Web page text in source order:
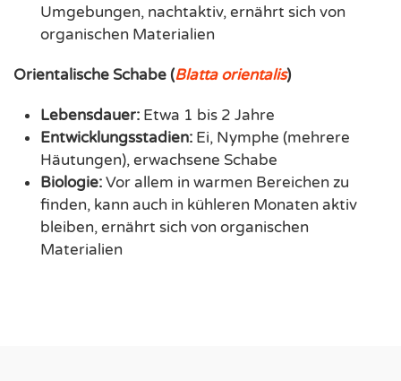
Umgebungen, nachtaktiv, ernährt sich von
organischen Materialien
Orientalische Schabe (Blatta orientalis)
Lebensdauer: Etwa 1 bis 2 Jahre
Entwicklungsstadien: Ei, Nymphe (mehrere
Häutungen), erwachsene Schabe
Biologie:Vor allem in warmen Bereichen zu
finden, kann auch in kühleren Monaten aktiv
bleiben, ernährt sich von organischen
Materialien